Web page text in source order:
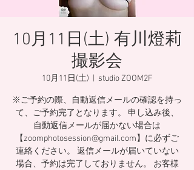
10月11日(土) 有川燈莉
撮影会
10月11日(土) studio ZOOM2F
※ご予約の際、自動返信メールの確認を持っ
て、ご予約完了となります。 申し込み後、
自動返信メールが届かない場合は
【zoomphotosession@gmail.com】に必ずご
連絡ください。 返信メールが届いていない
場合、予約は完了しておりません。 お客様